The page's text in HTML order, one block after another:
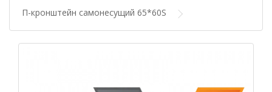
П-кронштейн самонесущий 65*60S